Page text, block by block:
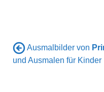
Ausmalbilder von
und Ausmalen für Kinder